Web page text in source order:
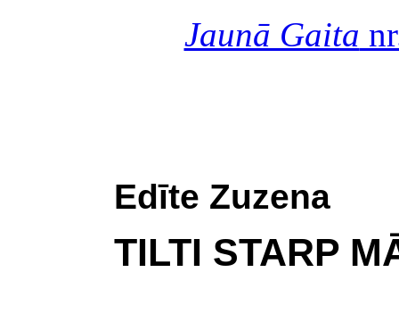
Jaunā Gaita
Edīte Zuzena
TILTI STARP